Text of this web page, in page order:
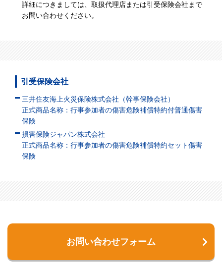
詳細につきましては、取扱代理店または引受保険会社まで
お問い合わせください。
引受保険会社
三井住友海上火災保険株式会社（幹事保険会社）
正式商品名称：行事参加者の傷害危険補償特約付普通傷害
保険
損害保険ジャパン株式会社
正式商品名称：行事参加者の傷害危険補償特約セット傷害
保険
お問い合わせフォーム